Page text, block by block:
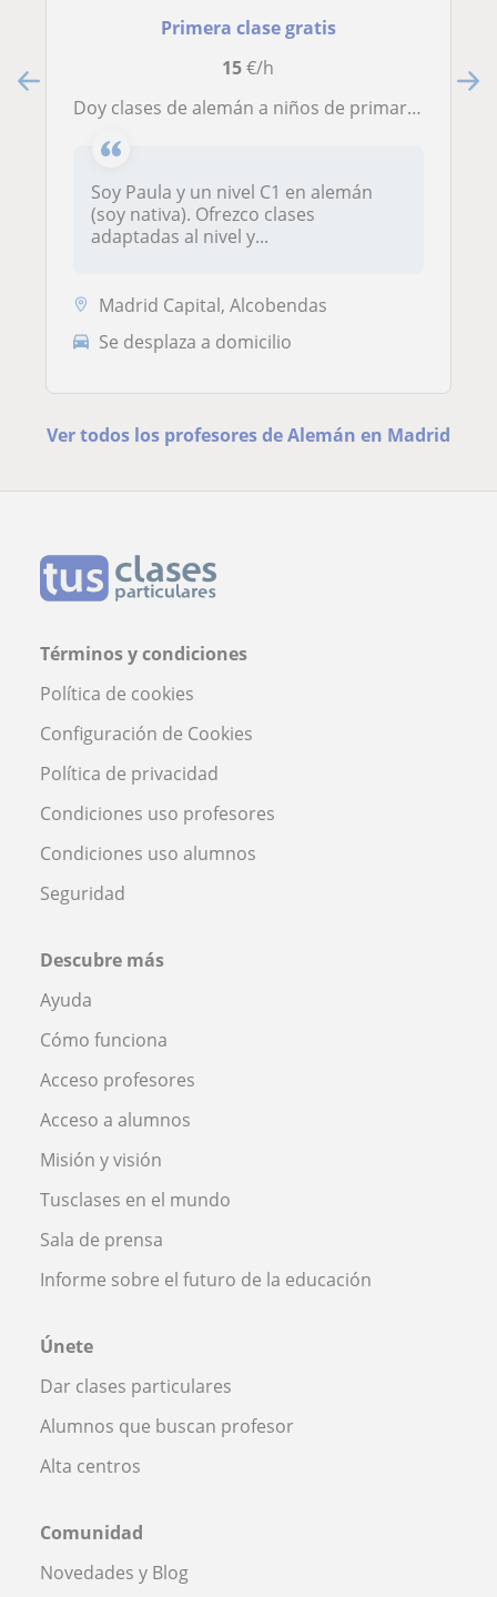
Primera clase gratis
15€/h
doy clases de alemán a niños de primaria/ESO (tengo un nivel C1)
Soy Paula y un nivel C1 en alemán
(soy nativa). Ofrezco clases
adaptadas al nivel y...
Madrid Capital, Alcobendas
Se desplaza a domicilio
Ver todos los profesores de Alemán en Madrid
Términos y condiciones
Política de cookies
Configuración de Cookies
Política de privacidad
Condiciones uso profesores
Condiciones uso alumnos
Seguridad
Descubre más
Ayuda
Cómo funciona
Acceso profesores
Acceso a alumnos
Misión y visión
Tusclases en el mundo
Sala de prensa
Informe sobre el futuro de la educación
Únete
Dar clases particulares
Alumnos que buscan profesor
Alta centros
Comunidad
Novedades y Blog